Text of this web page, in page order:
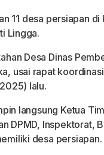
11 desa persiapan di
Lingga.
Desa Dinas
usai rapat
lalu.
langsung Ketua
DPMD, Inspektorat,
desa persiapan.